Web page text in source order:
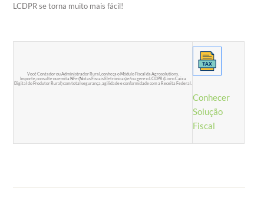
LCDPR se torna muito mais fácil!
Você Contador ou Administrador Rural, conheça o Módulo Fiscal da Agrosolutions.
Importe, consulte ou emita NFe (Notas Fiscais Eletrônicas) e/ou gere o LCDPR (Livro Caixa
Digital do Produtor Rural) com total segurança, agilidade e conformidade com a Receita Federal.
Conhecer
Solução
Fiscal